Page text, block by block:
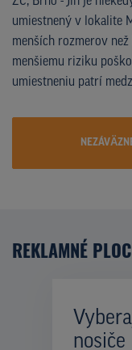
umiestnený v lokalite
menších rozmerov
menšiemu riziku
umiestneniu patrí
REKLAMNÉ
nosiče